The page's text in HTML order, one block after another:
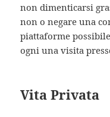
non dimenticarsi
non o negare una
piattaforme
ogni una visita
Vita Privata